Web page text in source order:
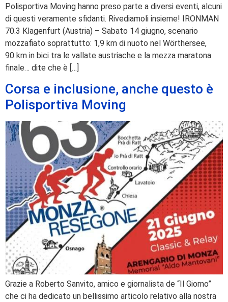
Polisportiva Moving hanno preso parte a diversi eventi, alcuni
di questi veramente sfidanti. Rivediamoli insieme! IRONMAN
70.3 Klagenfurt (Austria) – Sabato 14 giugno, scenario
mozzafiato soprattutto: 1,9 km di nuoto nel Wörthersee,
90 km in bici tra le vallate austriache e la mezza maratona
finale… dite che è […]
Corsa e inclusione, anche questo è
Polisportiva Moving
Grazie a Roberto Sanvito, amico e giornalista de “Il Giorno”
che ci ha dedicato un bellissimo articolo relativo alla nostra